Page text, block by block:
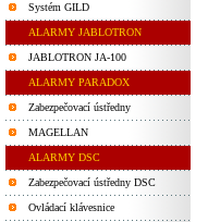
Systém GILD
ALARMY JABLOTRON
JABLOTRON JA-100
ALARMY PARADOX
Zabezpečovací ústředny
MAGELLAN
ALARMY DSC
Zabezpečovací ústředny DSC
Ovládací klávesnice